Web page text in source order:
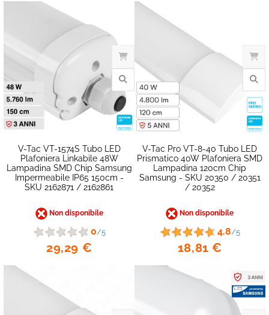
V-Tac VT-1574S Tubo LED
Plafoniera Linkabile 48W
Lampadina SMD Chip Samsung
Impermeabile IP65 150cm -
SKU 2162871 / 2162861
Non disponibile
0/5
29,29 €
V-Tac Pro VT-8-40 Tubo LED
Prismatico 40W Plafoniera SMD
Lampadina 120cm Chip
Samsung - SKU 20350 / 20351
/ 20352
Non disponibile
4.8/5
18,81 €